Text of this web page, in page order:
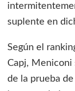
suplente en
Según el
Capj, Meniconi
de la prueba